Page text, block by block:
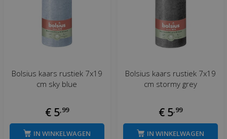
Bolsius kaars rustiek 7x19
cm sky blue
€ 5 99
IN WINKELWAGEN
Bolsius kaars rustiek 7x19
cm stormy grey
€ 5 99
IN WINKELWAGEN